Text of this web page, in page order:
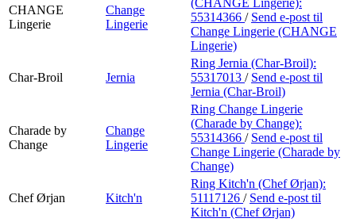
CHANGE
Lingerie
Change
Lingerie
55314366 / Send e-post til
Change Lingerie (CHANGE
Lingerie)
Char-Broil Jernia
Ring Jernia (Char-Broil):
55317013 / Send e-post til
Jernia (Char-Broil)
Charade by
Change
Change
Lingerie
Ring Change Lingerie
(Charade by Change):
55314366 / Send e-post til
Change Lingerie (Charade by
Change)
Chef Ørjan Kitch'n
Ring Kitch'n (Chef Ørjan):
51117126 / Send e-post til
Kitch'n (Chef Ørjan)